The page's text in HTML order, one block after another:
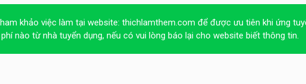
khảo việc làm tại website: thichlamthem.com để được ưu tiên khi ứng
nào từ nhà tuyển dụng, nếu có vui lòng báo lại cho website biết thông tin.